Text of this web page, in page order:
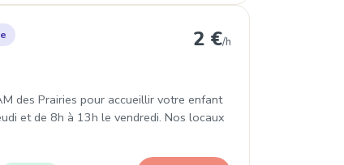
à Rennes 2 €/h
des Prairies pour accueillir votre enfant
et de 8h à 13h le vendredi. Nos locaux